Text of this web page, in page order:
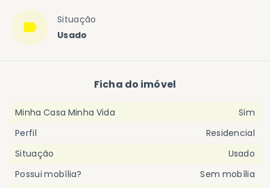
Situação
Usado
Ficha do imóvel
Minha Casa Minha Vida
Sim
Perfil
Residencial
Situação
Usado
Possui mobília?
Sem mobília